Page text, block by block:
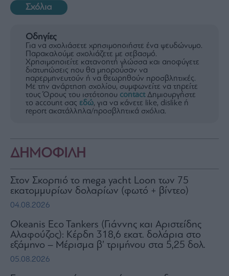
Σχόλια
Οδηγίες
Για να σχολιάσετε χρησιμοποιήστε ένα ψευδώνυμο.
Παρακαλούμε σχολιάζετε με σεβασμό.
Χρησιμοποιείτε κατανοητή γλώσσα και αποφύγετε
διατυπώσεις που θα μπορούσαν να
παρερμηνευτούν ή να θεωρηθούν προσβλητικές.
Με την ανάρτηση σχολίου, συμφωνείτε να τηρείτε
τους Όρους του ιστότοπου contactΔημιουργήστε
το account σας εδώ, για να κάνετε like, dislike ή
report ακατάλληλα/προσβλητικά σχόλια.
ΔΗΜΟΦΙΛΗ
Στον Σκορπιό το mega yacht Loon των 75
εκατομμυρίων δολαρίων (φωτό + βίντεο)
04.08.2026
Okeanis Eco Tankers (Γιάννης και Αριστείδης
Αλαφούζος): Κέρδη 318,6 εκατ. δολάρια στο
εξάμηνο – Μέρισμα β’ τριμήνου στα 5,25 δολ.
05.08.2026